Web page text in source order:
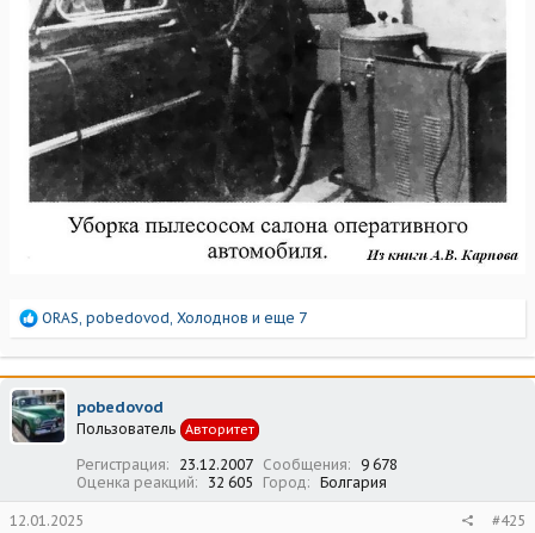
Р
а
к
ц
и
и
ORAS, pobedovod, Холоднов и еще 7
pobedovod
Пользователь Авторитет
Регистрация 23.12.2007 Сообщения
9 678
Оценка реакций
32 605 Город Болгария
12.01.2025 #425